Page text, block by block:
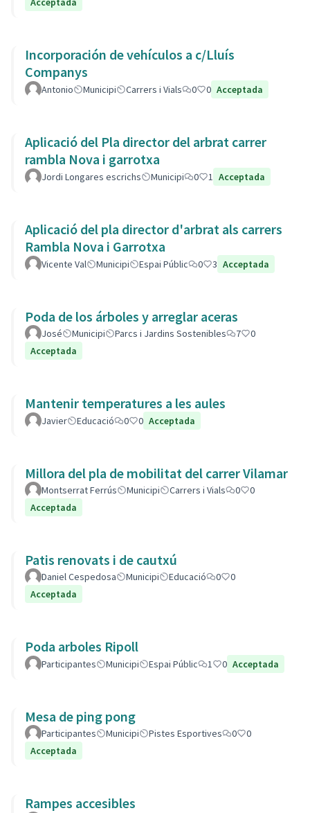
Incorporación de vehículos a c/Lluís
Companys
Antonio Municipi Carrers i Vials 0 0 Acceptada
Aplicació del Pla director del arbrat carrer
rambla Nova i garrotxa
Jordi Longares escrichs Municipi 0 1 Acceptada
Aplicació del pla director d'arbrat als carrers
Rambla Nova i Garrotxa
Vicente Val Municipi Espai Públic 0 3 Acceptada
Poda de los árboles y arreglar aceras
José Municipi Parcs i Jardins Sostenibles 7
0
Acceptada
Mantenir temperatures a les aules
Javier Educació 0 0 Acceptada
Millora del pla de mobilitat del carrer Vilamar
Montserrat Ferrús Municipi Carrers i Vials 0
0
Acceptada
Patis renovats i de cautxú
Daniel Cespedosa Municipi Educació 0
0
Acceptada
Poda arboles Ripoll
Participantes Municipi Espai Públic 1 0 Acceptada
Mesa de ping pong
Participantes Municipi Pistes Esportives 0
0
Acceptada
Rampes accesibles